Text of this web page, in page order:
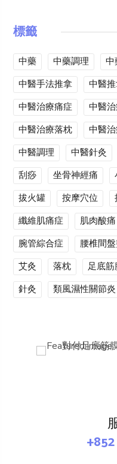
標籤
中藥 中藥調理
中醫手法推拿
中醫
中醫治療痛症
中醫
中醫治療落枕
中醫
中醫調理
中醫針灸
刮痧
坐骨神經痛
拔火罐
按摩穴位
纖維肌痛症
肌肉酸痛
腕管綜合症
腰椎間
艾灸
落枕 足底
針灸
類風濕性關節炎